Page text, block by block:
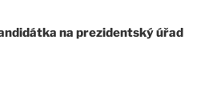
na prezidentský úřad